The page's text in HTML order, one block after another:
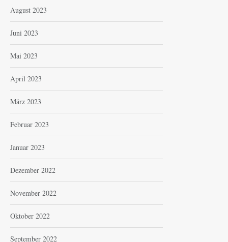
August 2023
Juni 2023
Mai 2023
April 2023
März 2023
Februar 2023
Januar 2023
Dezember 2022
November 2022
Oktober 2022
September 2022